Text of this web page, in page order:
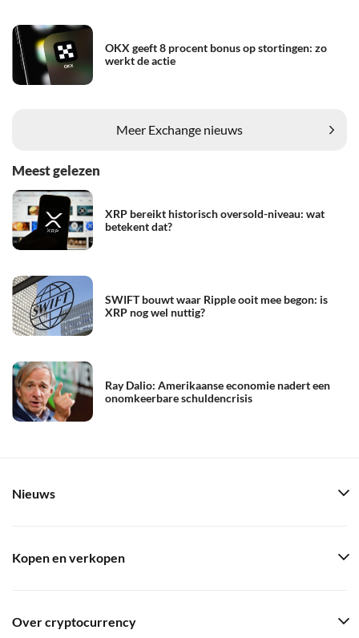
OKX geeft 8 procent bonus op stortingen: zo
werkt de actie
Meer Exchange nieuws
Meest gelezen
XRP bereikt historisch oversold-niveau: wat
betekent dat?
SWIFT bouwt waar Ripple ooit mee begon: is
XRP nog wel nuttig?
Ray Dalio: Amerikaanse economie nadert een
onomkeerbare schuldencrisis
Nieuws
Kopen en verkopen
Over cryptocurrency